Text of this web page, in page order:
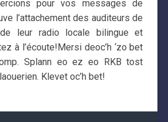
pour vos messages de
l’attachement des auditeurs de
leur radio locale bilingue et
à l’écoute!Mersi deoc’h ‘zo bet
Splann eo ez eo RKB tost
Klevet oc’h bet!